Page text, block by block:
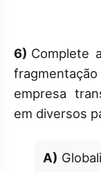
6) Complete
empresa
em diversos
A)